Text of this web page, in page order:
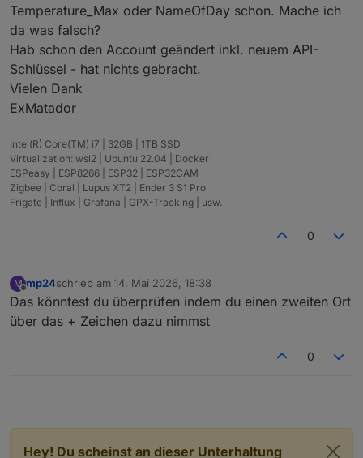
Temperature_Max oder NameOfDay schon. Mache ich
da was falsch?
Hab schon den Account geändert inkl. neuem API-
Schlüssel - hat nichts gebracht.
Vielen Dank
ExMatador
Intel(R) Core(TM) i7 | 32GB | 1TB SSD
Virtualization: wsl2 | Ubuntu 22.04 | Docker
ESPeasy | ESP8266 | ESP32 | ESP32CAM
Zigbee | Coral | Lupus XT2 | Ender 3 S1 Pro
Frigate | Influx | Grafana | GPX-Tracking | usw.
0
M
Offline
mp24schrieb am 14. Mai 2026, 18:38
zuletzt editiert von
Das könntest du überprüfen indem du einen zweiten Ort
über das + Zeichen dazu nimmst
0
Hey! Du scheinst an dieser Unterhaltung